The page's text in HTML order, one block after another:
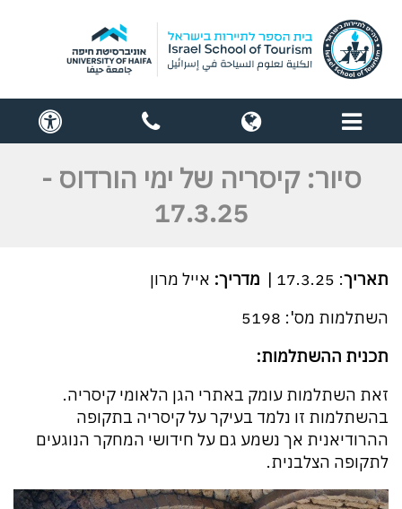
תפריט globe
contact
us
סיור: קיסריה של ימי הורדוס -
17.3.25
תאריך: 17.3.25 | מדריך: אייל מרון
השתלמות מס': 5198
תכנית ההשתלמות:
זאת השתלמות עומק באתרי הגן הלאומי קיסריה.
בהשתלמות זו נלמד בעיקר על קיסריה בתקופה
ההרודיאנית אך נשמע גם על חידושי המחקר הנוגעים
לתקופה הצלבנית.